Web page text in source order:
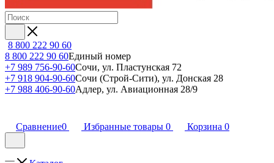
8 800 222 90 60
8 800 222 90 60Единый номер
+7 989 756-90-60Сочи, ул. Пластунская 72
+7 918 904-90-60Сочи (Строй-Сити), ул. Донская 28
+7 988 406-90-60Адлер, ул. Авиационная 28/9
Сравнение0 Избранные товары 0 Корзина 0